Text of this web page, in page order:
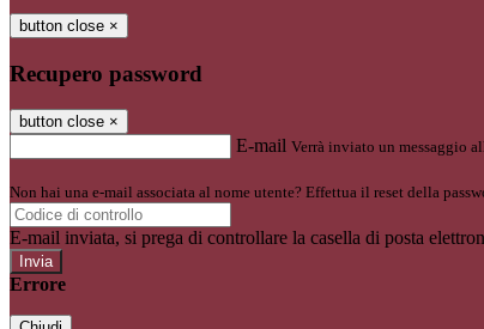
button close ×
Recupero password
button close ×
E-mail Verrà inviato un messaggio
Non hai una e-mail associata al nome utente? Effettua il reset della
E-mail inviata, si prega di controllare la casella di posta
Errore